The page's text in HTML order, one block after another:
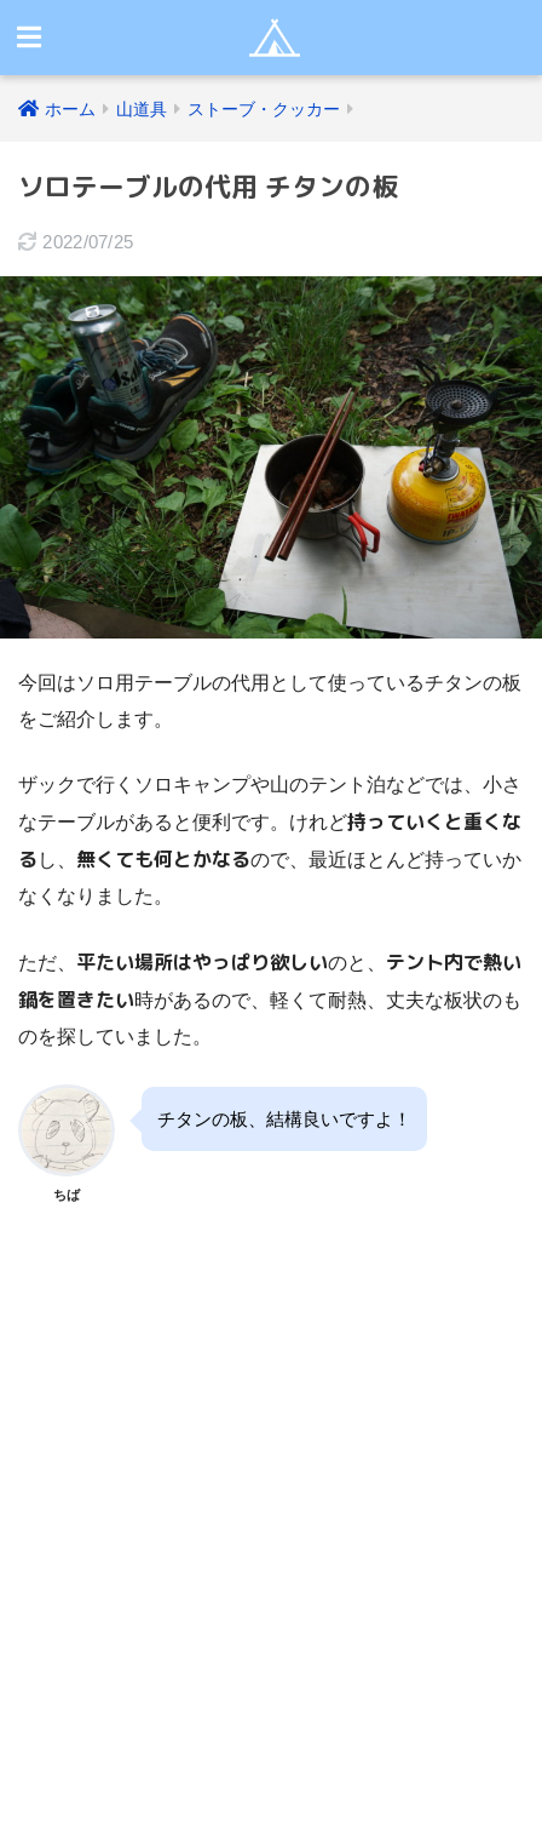
ホーム 山道具 ストーブ・クッカー
ソロテーブルの代用 チタンの板
2022/07/25
今回はソロ用テーブルの代用として使っているチタンの板
をご紹介します。
ザックで行くソロキャンプや山のテント泊などでは、小さ
なテーブルがあると便利です。けれど持っていくと重くな
る し、 無くても何とかなるので、最近ほとんど持っていか
なくなりました。
ただ、 平たい場所はやっぱり欲しいのと、 テント内で熱い
鍋を置きたい時があるので、軽くて耐熱、丈夫な板状のも
のを探していました。
ちば
チタンの板、結構良いですよ！